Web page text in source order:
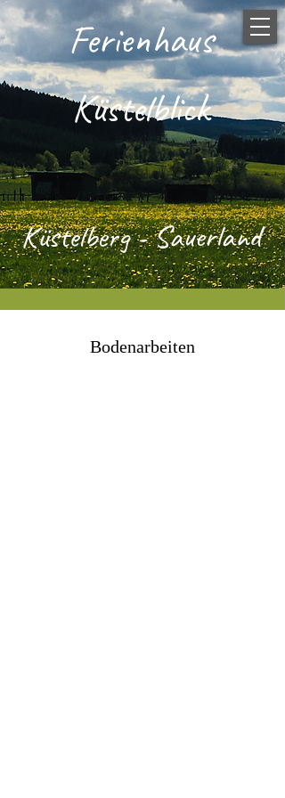
Ferienhaus
Küstelblick
Küstelberg - Sauerland
Bodenarbeiten